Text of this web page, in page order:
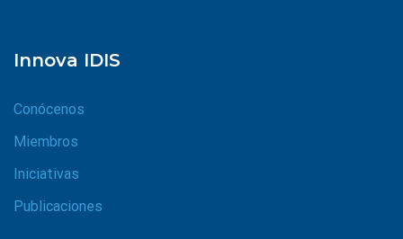
Innova IDIS
Conócenos
Miembros
Iniciativas
Publicaciones